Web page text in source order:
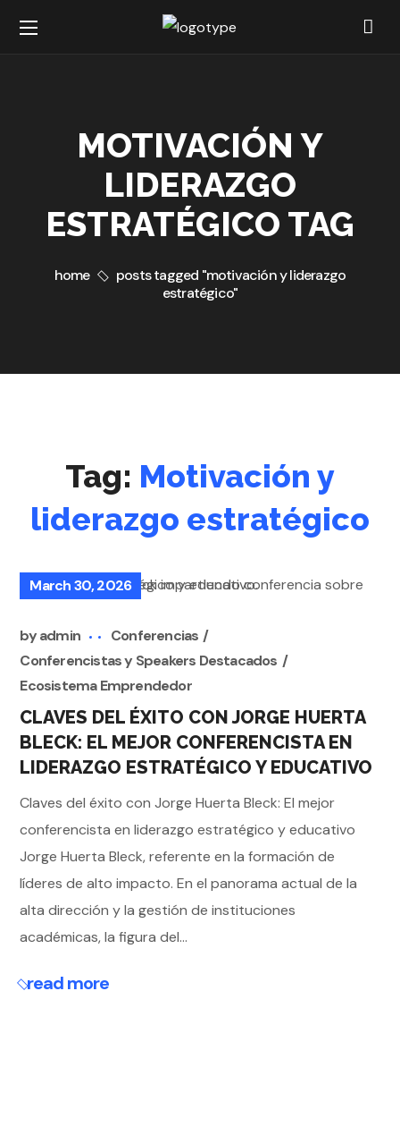
MOTIVACIÓN Y
LIDERAZGO
ESTRATÉGICO TAG
home
posts tagged "motivación y liderazgo
estratégico"
Tag: Motivación y
liderazgo estratégico
March 30, 2026
byadmin
Conferencias
Conferencistas y Speakers Destacados
Ecosistema Emprendedor
CLAVES DEL ÉXITO CON JORGE HUERTA
BLECK: EL MEJOR CONFERENCISTA EN
LIDERAZGO ESTRATÉGICO Y EDUCATIVO
Claves del éxito con Jorge Huerta Bleck: El mejor
conferencista en liderazgo estratégico y educativo
Jorge Huerta Bleck, referente en la formación de
líderes de alto impacto. En el panorama actual de la
alta dirección y la gestión de instituciones
académicas, la figura del...
read more